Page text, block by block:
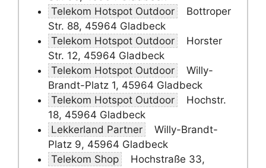
Telekom Hotspot Outdoor
Bottroper
Str. 88, 45964 Gladbeck
Telekom Hotspot Outdoor
Horster
Str. 12, 45964 Gladbeck
Telekom Hotspot Outdoor
Willy-
Brandt-Platz 1, 45964 Gladbeck
Telekom Hotspot Outdoor
Hochstr.
18, 45964 Gladbeck
Lekkerland Partner
Willy-Brandt-
Platz 9, 45964 Gladbeck
Telekom Shop
Hochstraße 33,